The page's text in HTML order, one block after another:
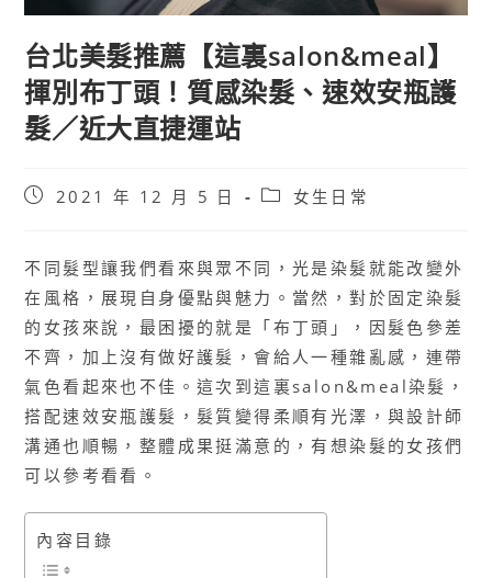
台北美髮推薦【這裏salon&meal】
揮別布丁頭！質感染髮、速效安瓶護
髮／近大直捷運站
Post2021 年 12 月 5 日
Post女生日常
不同髮型讓我們看來與眾不同，光是染髮就能改變外
在風格，展現自身優點與魅力。當然，對於固定染髮
的女孩來說，最困擾的就是「布丁頭」，因髮色參差
不齊，加上沒有做好護髮，會給人一種雜亂感，連帶
氣色看起來也不佳。這次到這裏salon&meal染髮，
搭配速效安瓶護髮，髮質變得柔順有光澤，與設計師
溝通也順暢，整體成果挺滿意的，有想染髮的女孩們
可以參考看看。
內容目錄